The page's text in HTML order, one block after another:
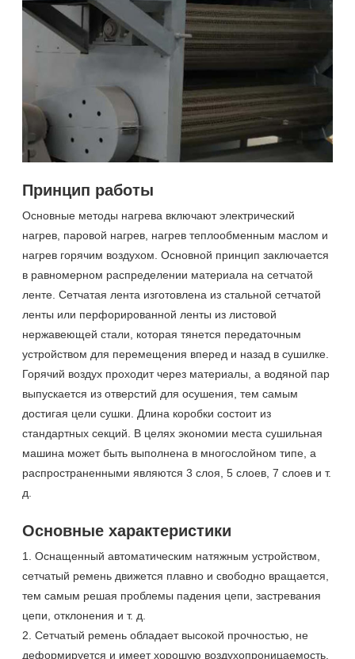
Принцип работы
Основные методы нагрева включают электрический
нагрев, паровой нагрев, нагрев теплообменным маслом и
нагрев горячим воздухом. Основной принцип заключается
в равномерном распределении материала на сетчатой
ленте. Сетчатая лента изготовлена из стальной сетчатой
ленты или перфорированной ленты из листовой
нержавеющей стали, которая тянется передаточным
устройством для перемещения вперед и назад в сушилке.
Горячий воздух проходит через материалы, а водяной пар
выпускается из отверстий для осушения, тем самым
достигая цели сушки. Длина коробки состоит из
стандартных секций. В целях экономии места сушильная
машина может быть выполнена в многослойном типе, а
распространенными являются 3 слоя, 5 слоев, 7 слоев и т.
д.
Основные характеристики
1. Оснащенный автоматическим натяжным устройством,
сетчатый ремень движется плавно и свободно вращается,
тем самым решая проблемы падения цепи, застревания
цепи, отклонения и т. д.
2. Сетчатый ремень обладает высокой прочностью, не
деформируется и имеет хорошую воздухопроницаемость.